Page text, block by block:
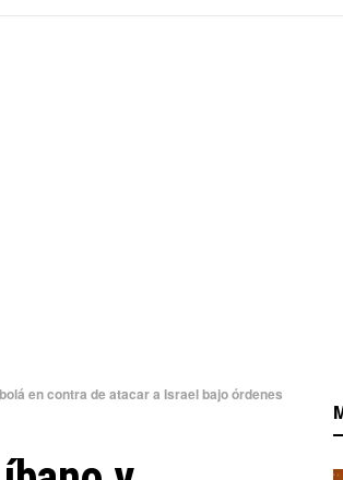
en contra de atacar a Israel bajo órdenes